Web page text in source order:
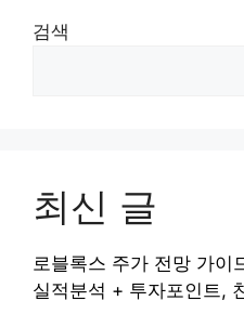
검색
최신 글
로블록스 주가 전망 가이
실적분석 + 투자포인트,